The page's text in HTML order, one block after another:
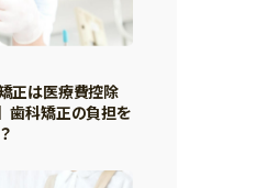
正は医療費控除
歯科矯正の負担を